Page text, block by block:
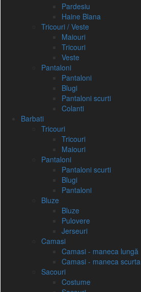
Pardesiu
Haine Blana
Tricouri / Veste
Maiouri
Tricouri
Veste
Pantaloni
Pantaloni
Blugi
Pantaloni scurti
Colanti
Barbati
Tricouri
Tricouri
Maiouri
Pantaloni
Pantaloni scurti
Blugi
Pantaloni
Bluze
Bluze
Pulovere
Jerseuri
Camasi
Camasi - maneca lungă
Camasi - maneca scurta
Sacouri
Costume